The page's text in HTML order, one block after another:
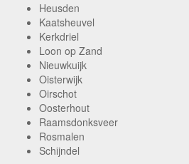
Heusden
Kaatsheuvel
Kerkdriel
Loon op Zand
Nieuwkuijk
Oisterwijk
Oirschot
Oosterhout
Raamsdonksveer
Rosmalen
Schijndel